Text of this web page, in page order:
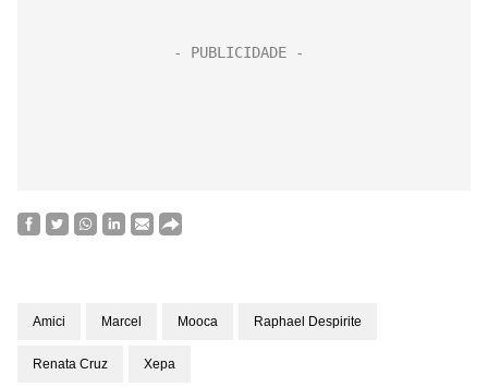
Amici Marcel Mooca Raphael Despirite
Renata Cruz Xepa